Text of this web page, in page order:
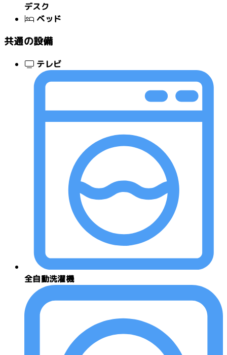
デスク
ベッド
共通の設備
テレビ
全自動洗濯機